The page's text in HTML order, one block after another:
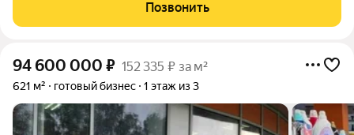
Позвонить
94 600 000 ₽ 152 335 ₽ за м²
621 м² готовый бизнес 1 этаж из 3